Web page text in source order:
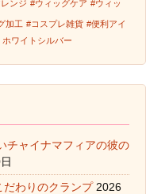
ンジ #ウィッグケア #ウィッ
加工 #コスプレ雑貨 #便利アイ
ホワイトシルバー
チャイナマフィアの彼の
わりのクランプ 2026